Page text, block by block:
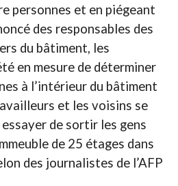
personnes et en piégeant
des responsables des
du bâtiment, les
en mesure de déterminer
à l’intérieur du bâtiment
et les voisins se
de sortir les gens
de 25 étages dans
des journalistes de l’AFP